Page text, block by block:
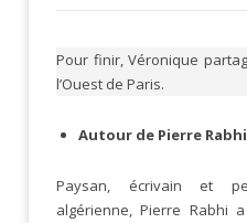
Pour finir, Véronique
l’Ouest de Paris.
Autour de Pierre Rabhi
Paysan, écrivain et
algérienne, Pierre Rabhi